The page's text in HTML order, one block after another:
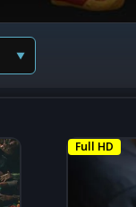
▼
Full HD